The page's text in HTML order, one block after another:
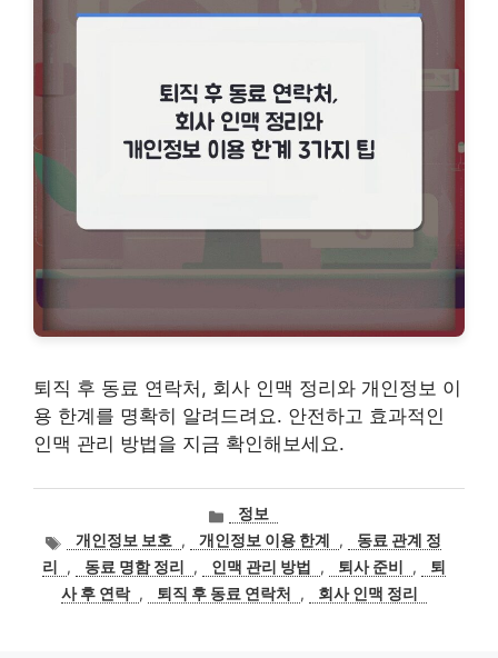
퇴직 후 동료 연락처, 회사 인맥 정리와 개인정보 이
용 한계를 명확히 알려드려요. 안전하고 효과적인
인맥 관리 방법을 지금 확인해보세요.
카
테
고
리
정보
태개인정보 보호 , 개인정보 이용 한계 ,
동료 관계 정
리
, 동료 명함 정리 , 인맥 관리 방법 , 퇴사 준비 ,
퇴
사 후 연락 , 퇴직 후 동료 연락처 , 회사 인맥 정리